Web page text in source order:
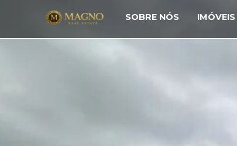
SOBRE NÓS IMÓVEIS